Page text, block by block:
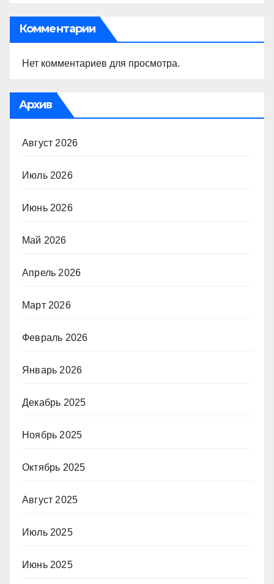
Комментарии
Нет комментариев для просмотра.
Архив
Август 2026
Июль 2026
Июнь 2026
Май 2026
Апрель 2026
Март 2026
Февраль 2026
Январь 2026
Декабрь 2025
Ноябрь 2025
Октябрь 2025
Август 2025
Июль 2025
Июнь 2025